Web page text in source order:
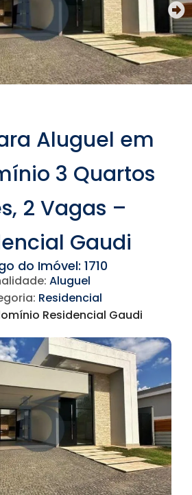
Aluguel em
3 Quartos
2 Vagas –
Gaudi
do Imóvel: 1710
Aluguel
Residencial
Residencial Gaudi